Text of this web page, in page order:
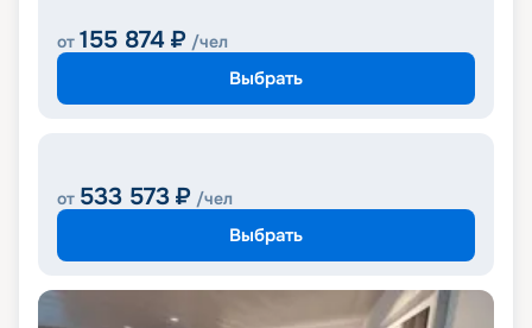
от 155 874 ₽ /чел
Выбрать
от 533 573 ₽ /чел
Выбрать